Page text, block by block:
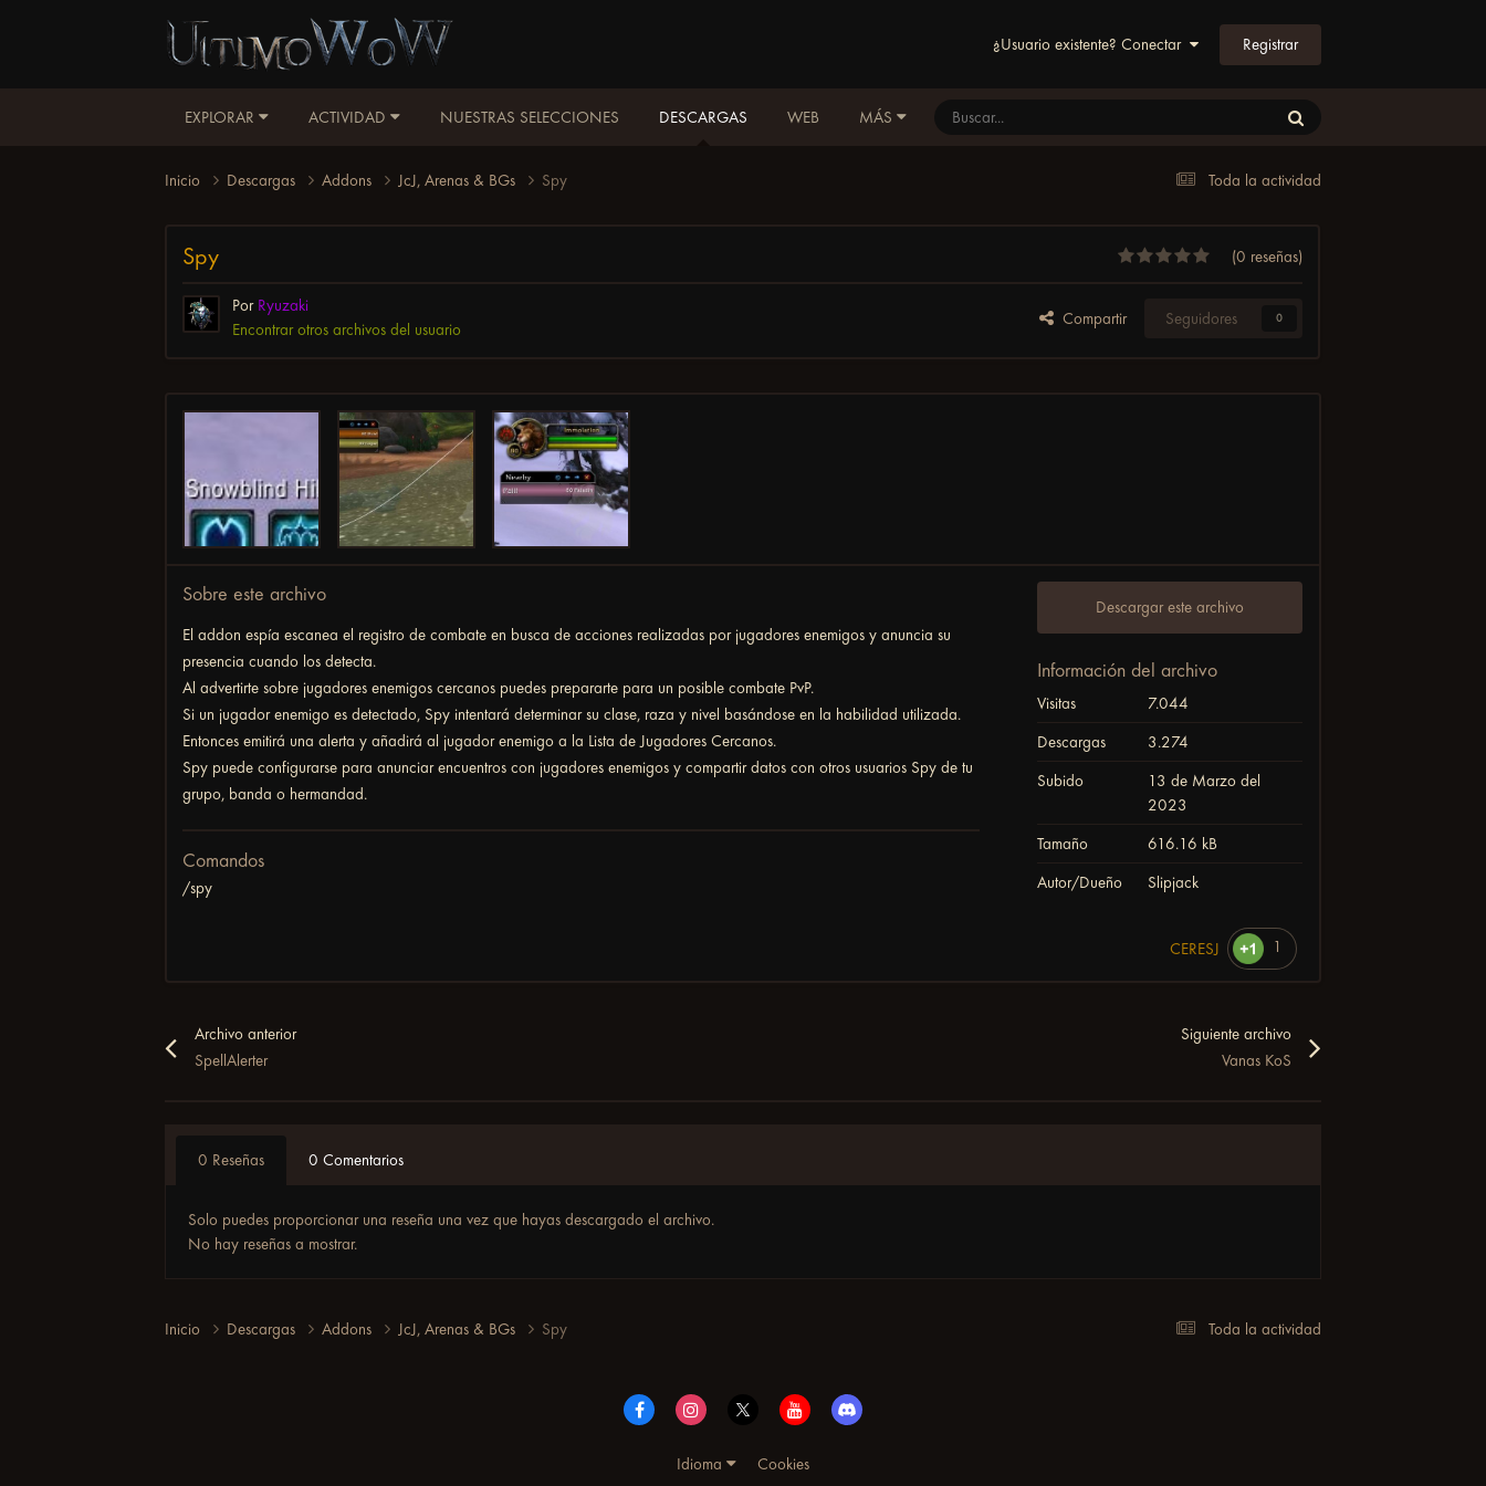
¿Usuario existente? Conectar Registrar
EXPLORAR ACTIVIDAD NUESTRAS SELECCIONES DESCARGAS WEB MÁS
Toda la actividad
Inicio Descargas Addons JcJ, Arenas & BGs Spy
Spy (0 reseñas)
Por Ryuzaki
Encontrar otros archivos del usuario
Compartir Seguidores 0
Sobre este archivo
El addon espía escanea el registro de combate en busca de acciones realizadas por jugadores enemigos y anuncia su
presencia cuando los detecta.
Al advertirte sobre jugadores enemigos cercanos puedes prepararte para un posible combate PvP.
Si un jugador enemigo es detectado, Spy intentará determinar su clase, raza y nivel basándose en la habilidad utilizada.
Entonces emitirá una alerta y añadirá al jugador enemigo a la Lista de Jugadores Cercanos.
Spy puede configurarse para anunciar encuentros con jugadores enemigos y compartir datos con otros usuarios Spy de tu
grupo, banda o hermandad.
Comandos
/spy
Descargar este archivo
Información del archivo
Visitas
7.044
Descargas
3.274
Subido
13 de Marzo del
2023
Tamaño
616.16 kB
Autor/Dueño
Slipjack
CERESJ 1
Archivo anterior
SpellAlerter
Siguiente archivo
Vanas KoS
0 Reseñas 0 Comentarios
Solo puedes proporcionar una reseña una vez que hayas descargado el archivo.
No hay reseñas a mostrar.
Toda la actividad
Inicio Descargas Addons JcJ, Arenas & BGs Spy
Idioma
Cookies